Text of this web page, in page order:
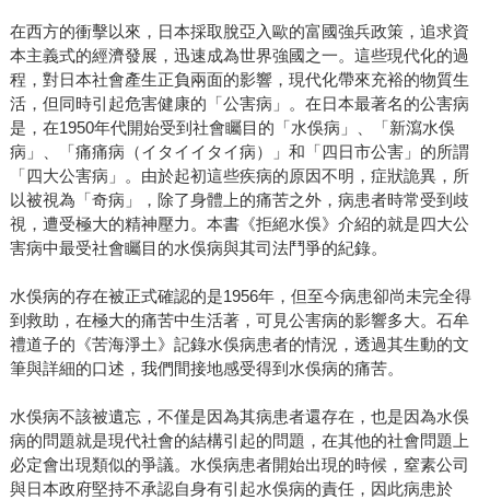
在西方的衝擊以來，日本採取脫亞入歐的富國強兵政策，追求資
本主義式的經濟發展，迅速成為世界強國之一。這些現代化的過
程，對日本社會產生正負兩面的影響，現代化帶來充裕的物質生
活，但同時引起危害健康的「公害病」。在日本最著名的公害病
是，在1950年代開始受到社會矚目的「水俁病」、「新瀉水俁
病」、「痛痛病（イタイイタイ病）」和「四日市公害」的所謂
「四大公害病」。由於起初這些疾病的原因不明，症狀詭異，所
以被視為「奇病」，除了身體上的痛苦之外，病患者時常受到歧
視，遭受極大的精神壓力。本書《拒絕水俁》介紹的就是四大公
害病中最受社會矚目的水俁病與其司法鬥爭的紀錄。
水俁病的存在被正式確認的是1956年，但至今病患卻尚未完全得
到救助，在極大的痛苦中生活著，可見公害病的影響多大。石牟
禮道子的《苦海淨土》記錄水俁病患者的情況，透過其生動的文
筆與詳細的口述，我們間接地感受得到水俁病的痛苦。
水俁病不該被遺忘，不僅是因為其病患者還存在，也是因為水俁
病的問題就是現代社會的結構引起的問題，在其他的社會問題上
必定會出現類似的爭議。水俁病患者開始出現的時候，窒素公司
與日本政府堅持不承認自身有引起水俁病的責任，因此病患於